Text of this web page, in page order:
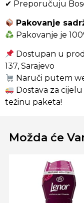
✔ Preporučuju
Pakovanje
Pakovanje je
Dostupan u
137, Sarajevo
Naruči putem
Dostava za cijelu
težinu paketa!
Možda će